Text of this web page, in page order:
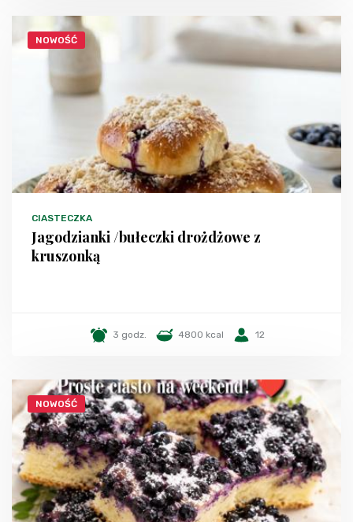
NOWOŚĆ
CIASTECZKA
Jagodzianki /bułeczki drożdżowe z
kruszonką
3 godz. 4800 kcal 12
NOWOŚĆ